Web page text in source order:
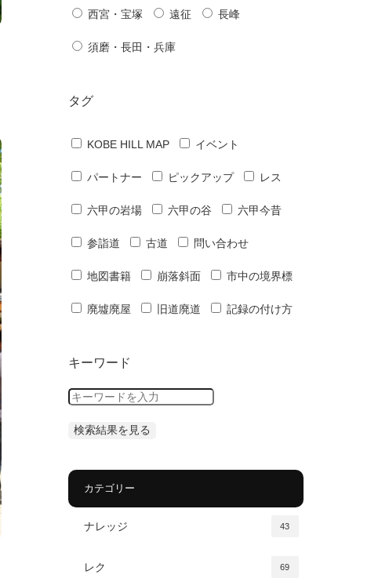
西宮・宝塚 遠征 長峰
須磨・長田・兵庫
タグ
KOBE HILL MAP イベント
パートナー ピックアップ レス
六甲の岩場 六甲の谷 六甲今昔
参詣道 古道 問い合わせ
地図書籍 崩落斜面 市中の境界標
廃墟廃屋 旧道廃道 記録の付け方
キーワード
カテゴリー
ナレッジ 43
レク 69